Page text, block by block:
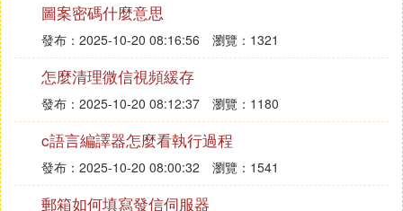
目前我使用的cocosbuilder 2.1版本（漸變層有bug、
並且很可惜動畫播放完沒有觸發消息的機制，我只好
把每個動畫時長都手動記錄一下自己處理）
======3月12日更新======
在 @GarfieldKwong 指點下發現這個版本動畫播放完
是可以觸發消息機制的，更高級版本3.x支持的效果
應該是在動畫中就加入callback的關鍵幀
圖案密碼什麼意思
發布：2025-10-20 08:16:56 瀏覽：1321
怎麼清理微信視頻緩存
發布：2025-10-20 08:12:37 瀏覽：1180
c語言編譯器怎麼看執行過程
發布：2025-10-20 08:00:32 瀏覽：1541
郵箱如何填寫發信伺服器